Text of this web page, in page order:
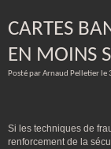
CARTES
EN MOINS
Posté par Arnaud Pelletier le
Si les techniques de
renforcement de la